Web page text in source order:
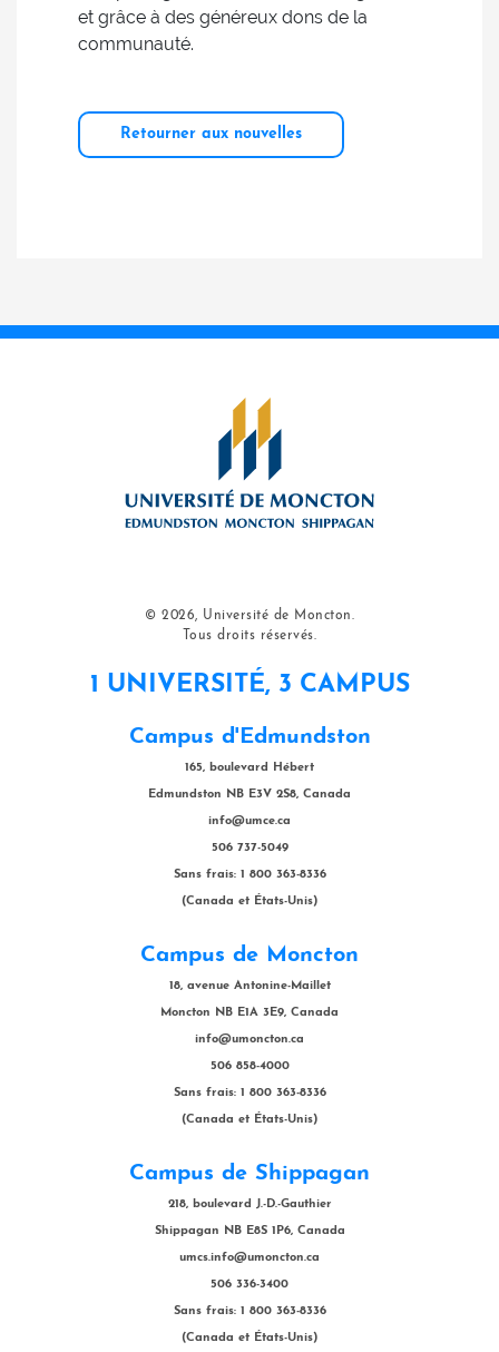
et grâce à des généreux dons de la
communauté.
Retourner aux nouvelles
© 2026, Université de Moncton.
Tous droits réservés.
1 UNIVERSITÉ, 3 CAMPUS
Campus d'Edmundston
165, boulevard Hébert
Edmundston NB E3V 2S8, Canada
info@umce.ca
506 737-5049
Sans frais: 1 800 363-8336
(Canada et États-Unis)
Campus de Moncton
18, avenue Antonine-Maillet
Moncton NB E1A 3E9, Canada
info@umoncton.ca
506 858-4000
Sans frais: 1 800 363-8336
(Canada et États-Unis)
Campus de Shippagan
218, boulevard J.-D.-Gauthier
Shippagan NB E8S 1P6, Canada
umcs.info@umoncton.ca
506 336-3400
Sans frais: 1 800 363-8336
(Canada et États-Unis)